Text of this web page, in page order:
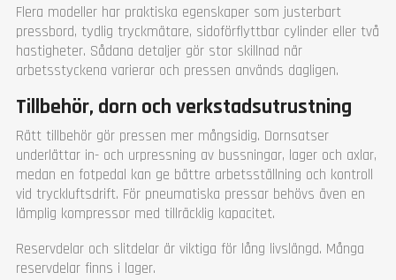
Flera modeller har praktiska egenskaper som justerbart
pressbord, tydlig tryckmätare, sidoförflyttbar cylinder eller två
hastigheter. Sådana detaljer gör stor skillnad när
arbetsstyckena varierar och pressen används dagligen.
Tillbehör, dorn och verkstadsutrustning
Rätt tillbehör gör pressen mer mångsidig. Dornsatser
underlättar in- och urpressning av bussningar, lager och axlar,
medan en fotpedal kan ge bättre arbetsställning och kontroll
vid tryckluftsdrift. För pneumatiska pressar behövs även en
lämplig kompressor med tillräcklig kapacitet.
Reservdelar och slitdelar är viktiga för lång livslängd. Många
reservdelar finns i lager.